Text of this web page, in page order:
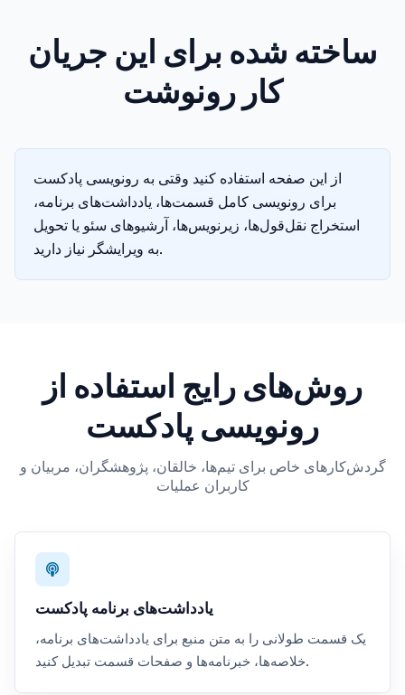
ساخته شده برای این جریان
کار رونوشت
از این صفحه استفاده کنید وقتی به رونویسی پادکست
برای رونویسی کامل قسمت‌ها، یادداشت‌های برنامه،
استخراج نقل‌قول‌ها، زیرنویس‌ها، آرشیوهای سئو یا تحویل
به ویرایشگر نیاز دارید.
روش‌های رایج استفاده از
رونویسی پادکست
گردش‌کارهای خاص برای تیم‌ها، خالقان، پژوهشگران، مربیان و
کاربران عملیات
یادداشت‌های برنامه پادکست
یک قسمت طولانی را به متن منبع برای یادداشت‌های برنامه،
خلاصه‌ها، خبرنامه‌ها و صفحات قسمت تبدیل کنید.